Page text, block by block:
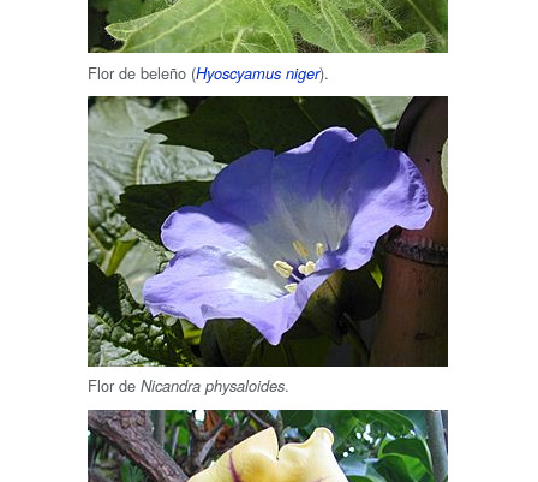
Flor de beleño (Hyoscyamus niger).
Flor de Nicandra physaloides.